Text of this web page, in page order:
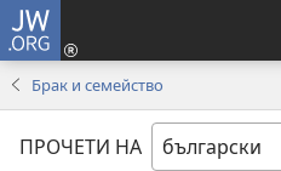
JW.ORG
Брак и семейство
ПРОЧЕТИ НА